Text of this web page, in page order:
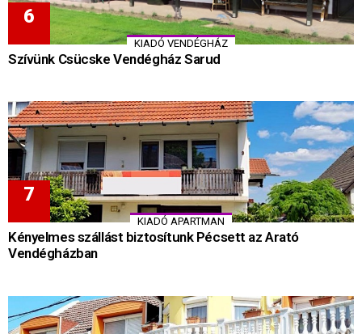
KIADÓ VENDÉGHÁZ
Szívünk Csücske Vendégház Sarud
KIADÓ APARTMAN
Kényelmes szállást biztosítunk Pécsett az Arató
Vendégházban